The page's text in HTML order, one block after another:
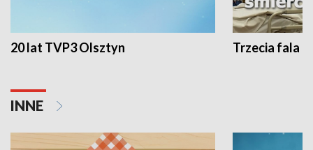
20 lat TVP3 Olsztyn Trzecia fala -
INNE